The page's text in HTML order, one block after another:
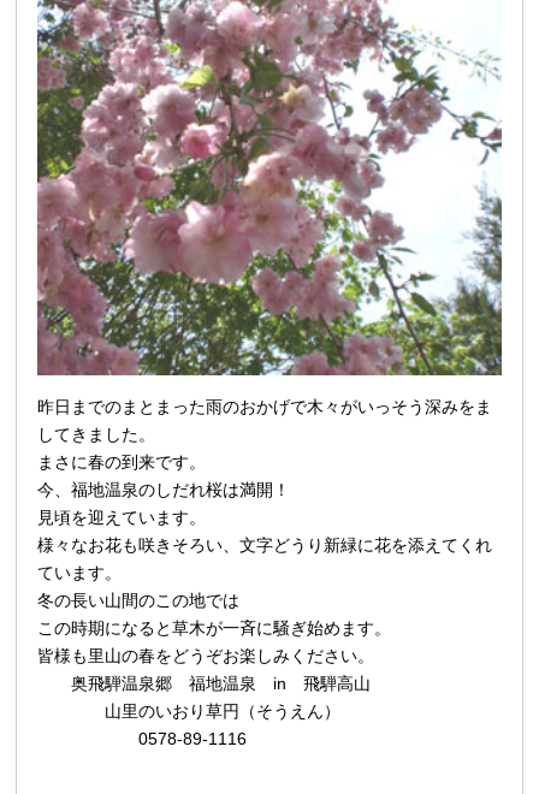
昨日までのまとまった雨のおかげで木々がいっそう深みをま
してきました。
まさに春の到来です。
今、福地温泉のしだれ桜は満開！
見頃を迎えています。
様々なお花も咲きそろい、文字どうり新緑に花を添えてくれ
ています。
冬の長い山間のこの地では
この時期になると草木が一斉に騒ぎ始めます。
皆様も里山の春をどうぞお楽しみください。
奥飛騨温泉郷 福地温泉 in 飛騨高山
山里のいおり草円（そうえん）
0578-89-1116